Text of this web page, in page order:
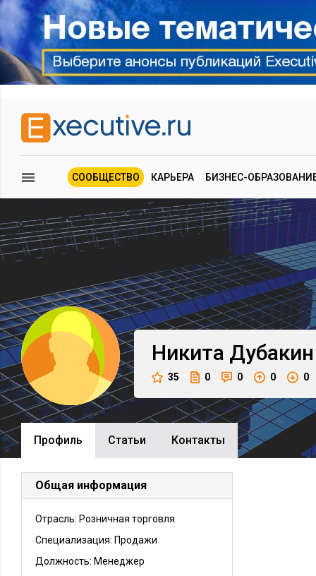
СООБЩЕСТВО КАРЬЕРА БИЗНЕС-
Никита Дубакин
35 0 0 0 0
Профиль Cтатьи Контакты
Общая информация
Отрасль: Розничная торговля
Специализация: Продажи
Должность: Менеджер